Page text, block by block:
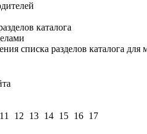
каталога
списка разделов каталога для
11 12 13 14 15 16 17